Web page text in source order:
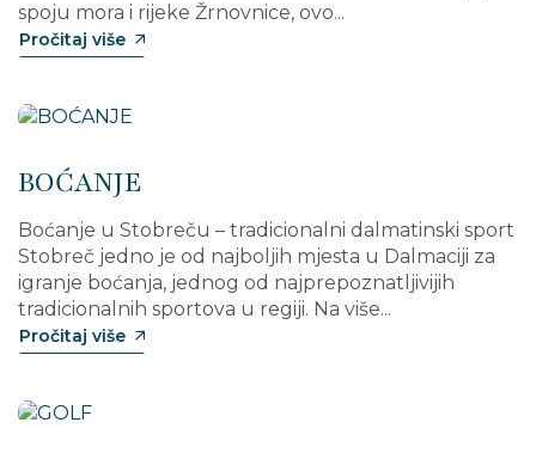
spoju mora i rijeke Žrnovnice, ovo...
Pročitaj više
BOĆANJE
Boćanje u Stobreču – tradicionalni dalmatinski sport
Stobreč jedno je od najboljih mjesta u Dalmaciji za
igranje boćanja, jednog od najprepoznatljivijih
tradicionalnih sportova u regiji. Na više...
Pročitaj više